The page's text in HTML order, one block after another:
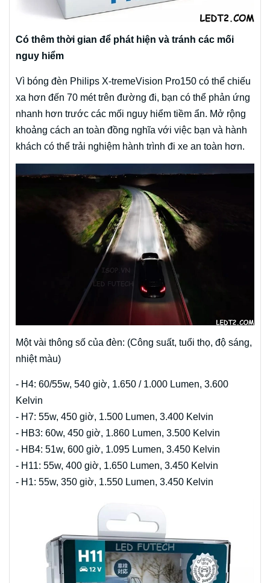
Có thêm thời gian để phát hiện và tránh các mối
nguy hiểm
Vì bóng đèn Philips X-tremeVision Pro150 có thể chiếu
xa hơn đến 70 mét trên đường đi, bạn có thể phản ứng
nhanh hơn trước các mối nguy hiểm tiềm ẩn. Mở rộng
khoảng cách an toàn đồng nghĩa với việc bạn và hành
khách có thể trải nghiệm hành trình đi xe an toàn hơn.
Một vài thông số của đèn: (Công suất, tuổi thọ, độ sáng,
nhiệt màu)
- H4: 60/55w, 540 giờ, 1.650 / 1.000 Lumen, 3.600
Kelvin
- H7: 55w, 450 giờ, 1.500 Lumen, 3.400 Kelvin
- HB3: 60w, 450 giờ, 1.860 Lumen, 3.500 Kelvin
- HB4: 51w, 600 giờ, 1.095 Lumen, 3.450 Kelvin
- H11: 55w, 400 giờ, 1.650 Lumen, 3.450 Kelvin
- H1: 55w, 350 giờ, 1.550 Lumen, 3.450 Kelvin